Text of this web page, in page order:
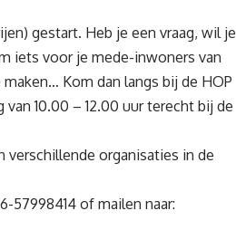
gestart. Heb je een vraag, wil je
iets voor je mede-inwoners van
Kom dan langs bij de HOP
10.00 – 12.00 uur terecht bij de
verschillende organisaties in de
57998414 of mailen naar: